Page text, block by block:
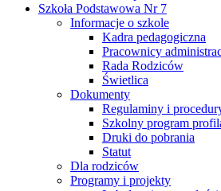
Szkoła Podstawowa Nr 7
Informacje o szkole
Kadra pedagogiczna
Pracownicy
Rada Rodziców
Świetlica
Dokumenty
Regulaminy i
Szkolny program
Druki do pobrania
Statut
Dla rodziców
Programy i projekty